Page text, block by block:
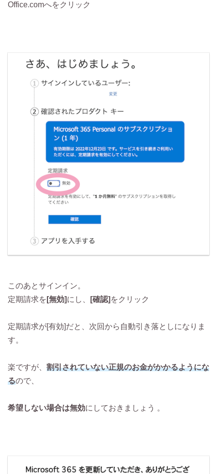
Office.comへをクリック
このあとサインイン。
定期請求を [無効]にし、 [確認] をクリック
定期請求が[有効]だと、次回から自動引き落としになりま
す。
楽ですが、 割引されていない正規のお金がかかるようにな
るので、
希望しない場合は無効にしておきましょう 。